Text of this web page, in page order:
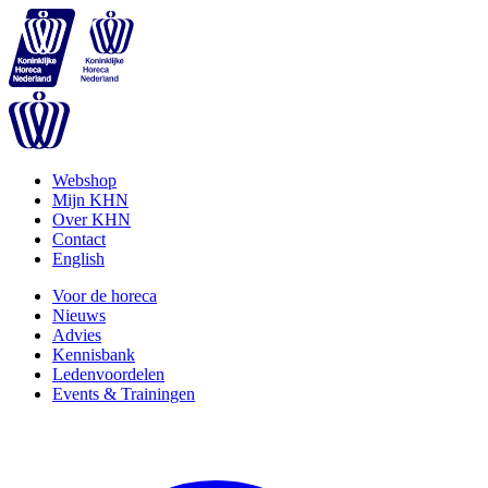
Webshop
Mijn KHN
Over KHN
Contact
English
Voor de horeca
Nieuws
Advies
Kennisbank
Ledenvoordelen
Events & Trainingen